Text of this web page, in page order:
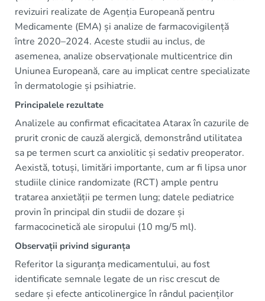
revizuiri realizate de Agenția Europeană pentru
Medicamente (EMA) și analize de farmacovigilență
între 2020–2024. Aceste studii au inclus, de
asemenea, analize observaționale multicentrice din
Uniunea Europeană, care au implicat centre specializate
în dermatologie și psihiatrie.
Principalele rezultate
Analizele au confirmat eficacitatea Atarax în cazurile de
prurit cronic de cauză alergică, demonstrând utilitatea
sa pe termen scurt ca anxiolitic și sedativ preoperator.
Aexistă, totuși, limitări importante, cum ar fi lipsa unor
studiile clinice randomizate (RCT) ample pentru
tratarea anxietății pe termen lung; datele pediatrice
provin în principal din studii de dozare și
farmacocinetică ale siropului (10 mg/5 ml).
Observații privind siguranța
Referitor la siguranța medicamentului, au fost
identificate semnale legate de un risc crescut de
sedare și efecte anticolinergice în rândul pacienților